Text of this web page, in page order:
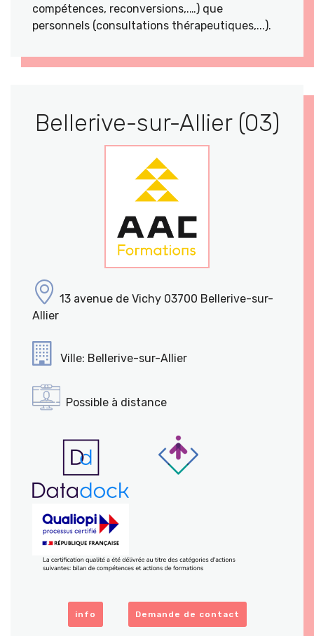
compétences, reconversions,.…) que
personnels (consultations thérapeutiques,...).
Bellerive-sur-Allier (03)
13 avenue de Vichy 03700 Bellerive-sur-
Allier
Ville: Bellerive-sur-Allier
Possible à distance
info Demande de contact